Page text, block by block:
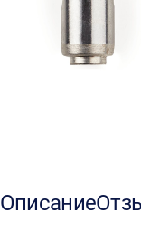
Описание